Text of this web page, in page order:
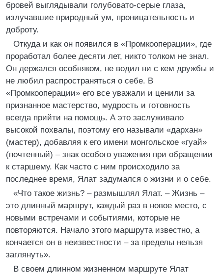
бровей выглядывали голубовато-серые глаза,
излучавшие природный ум, проницательность и
доброту.
Откуда и как он появился в «Промкооперации», где
проработал более десяти лет, никто толком не знал.
Он держался особняком, не водил ни с кем дружбы и
не любил распространяться о себе. В
«Промкооперации» его все уважали и ценили за
признанное мастерство, мудрость и готовность
всегда прийти на помощь. А это заслуживало
высокой похвалы, поэтому его называли «дархан»
(мастер), добавляя к его имени монгольское «гуай»
(почтенный) – знак особого уважения при обращении
к старшему. Как часто с ним происходило за
последнее время, Ялат задумался о жизни и о себе.
«Что такое жизнь? – размышлял Ялат. – Жизнь –
это длинный маршрут, каждый раз в новое место, с
новыми встречами и событиями, которые не
повторяются. Начало этого маршрута известно, а
кончается он в неизвестности – за пределы нельзя
заглянуть».
В своем длинном жизненном маршруте Ялат